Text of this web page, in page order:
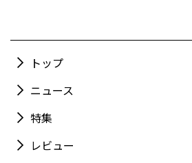
トップ
ニュース
特集
レビュー